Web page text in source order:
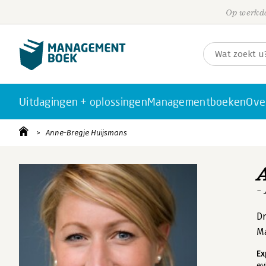
Op
Uitdagingen + oplossingenManagementboeken
Anne-Bregje Huijsmans
-